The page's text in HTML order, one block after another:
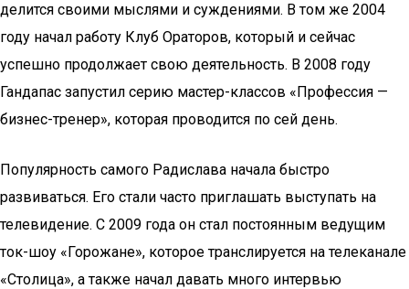
делится своими мыслями и суждениями. В том же 2004
году начал работу Клуб Ораторов, который и сейчас
успешно продолжает свою деятельность. В 2008 году
Гандапас запустил серию мастер-классов «Профессия —
бизнес-тренер», которая проводится по сей день.
Популярность самого Радислава начала быстро
развиваться. Его стали часто приглашать выступать на
телевидение. С 2009 года он стал постоянным ведущим
ток-шоу «Горожане», которое транслируется на телеканале
«Столица», а также начал давать много интервью